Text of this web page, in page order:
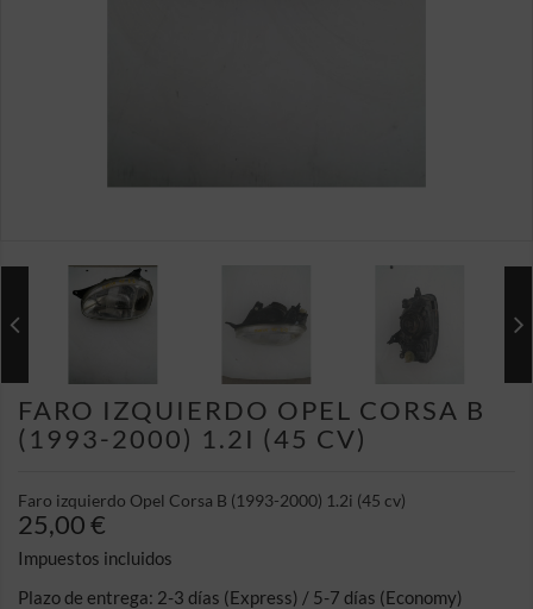
FARO IZQUIERDO OPEL CORSA B
(1993-2000) 1.2I (45 CV)
Faro izquierdo Opel Corsa B (1993-2000) 1.2i (45 cv)
25,00 €
Impuestos incluidos
Plazo de entrega: 2-3 días (Express) / 5-7 días (Economy)